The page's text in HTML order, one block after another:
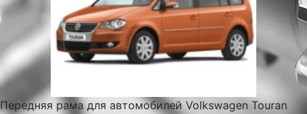
Передняя рама для автомобилей Volkswagen Touran